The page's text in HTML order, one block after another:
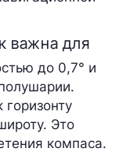
важна для
до 0,7° и
Это
компаса.